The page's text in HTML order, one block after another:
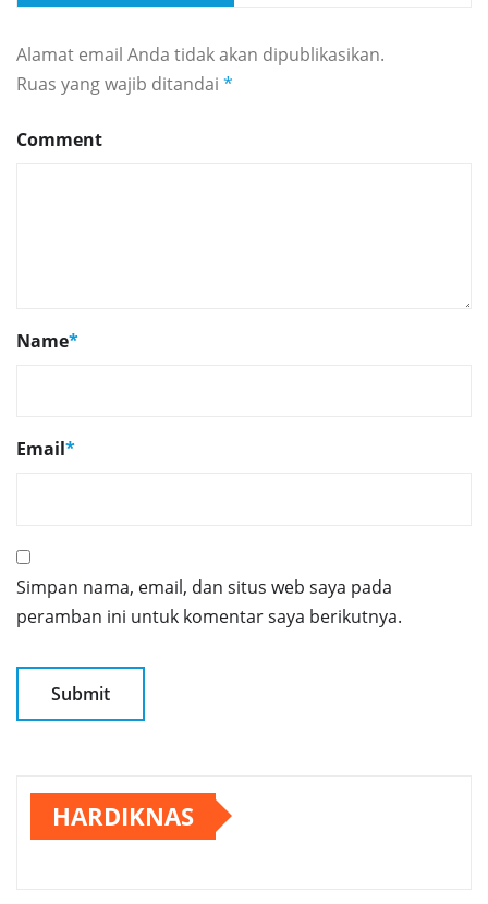
Alamat email Anda tidak akan dipublikasikan.
Ruas yang wajib ditandai *
Comment
Name*
Email*
Simpan nama, email, dan situs web saya pada
peramban ini untuk komentar saya berikutnya.
HARDIKNAS